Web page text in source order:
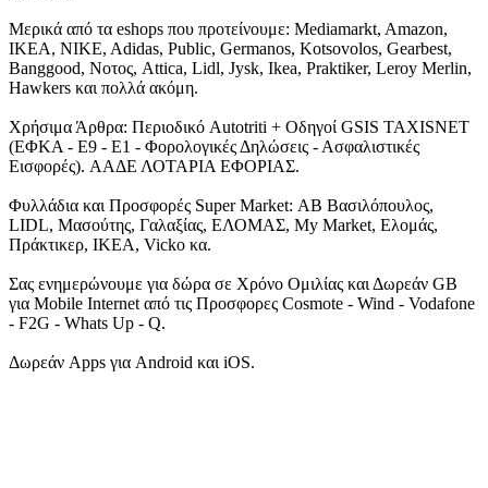
Μερικά από τα eshops που προτείνουμε: Mediamarkt, Amazon,
IKEA, NIKE, Adidas, Public, Germanos, Kotsovolos, Gearbest,
Banggood, Νοτος, Attica, Lidl, Jysk, Ikea, Praktiker, Leroy Merlin,
Hawkers και πολλά ακόμη.
Χρήσιμα Άρθρα: Περιοδικό Autotriti + Οδηγοί GSIS TAXISNET
(ΕΦΚΑ - Ε9 - Ε1 - Φορολογικές Δηλώσεις - Ασφαλιστικές
Εισφορές). ΑΑΔΕ ΛΟΤΑΡΙΑ ΕΦΟΡΙΑΣ.
Φυλλάδια και Προσφορές Super Market: ΑΒ Βασιλόπουλος,
LIDL, Μασούτης, Γαλαξίας, ΕΛΟΜΑΣ, My Market, Ελομάς,
Πράκτικερ, ΙΚΕΑ, Vicko κα.
Σας ενημερώνουμε για δώρα σε Χρόνο Ομιλίας και Δωρεάν GB
για Mobile Internet από τις Προσφορες Cosmote - Wind - Vodafone
- F2G - Whats Up - Q.
Δωρεάν Apps για Android και iOS.